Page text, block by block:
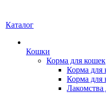
Каталог
Кошки
Корма для кошек
Корма для
Корма для
Лакомства